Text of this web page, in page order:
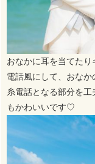
おなかに耳を当てた
電話風にして、おなか
糸電話となる部分を
もかわいいです♡